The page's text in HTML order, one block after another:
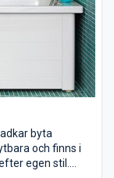
byta
och finns i
egen stil.